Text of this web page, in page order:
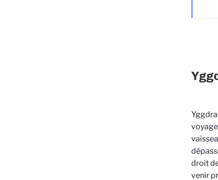
droit
venir